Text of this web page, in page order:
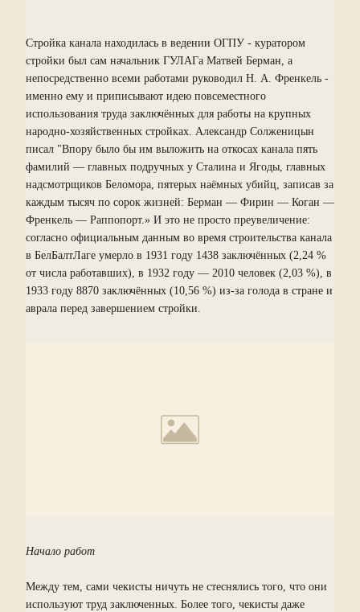
Стройка канала находилась в ведении ОГПУ - куратором
стройки был сам начальник ГУЛАГа Матвей Берман, а
непосредственно всеми работами руководил Н. А. Френкель -
именно ему и приписывают идею повсеместного
использования труда заключённых для работы на крупных
народно-хозяйственных стройках. Александр Солженицын
писал "Впору было бы им выложить на откосах канала пять
фамилий — главных подручных у Сталина и Ягоды, главных
надсмотрщиков Беломора, пятерых наёмных убийц, записав за
каждым тысяч по сорок жизней: Берман — Фирин — Коган —
Френкель — Раппопорт.» И это не просто преувеличение:
согласно официальным данным во время строительства канала
в БелБалтЛаге умерло в 1931 году 1438 заключённых (2,24 %
от числа работавших), в 1932 году — 2010 человек (2,03 %), в
1933 году 8870 заключённых (10,56 %) из-за голода в стране и
аврала перед завершением стройки.
Начало работ
Между тем, сами чекисты ничуть не стеснялись того, что они
используют труд заключенных. Более того, чекисты даже